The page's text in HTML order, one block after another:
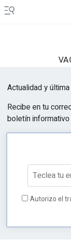
Actualidad y última
Recibe en tu
boletín
Autorizo el